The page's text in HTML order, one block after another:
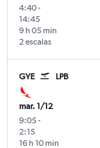
4:40-
14:45
2 escalas
9 h 05 min
GYE LPB
mar. 1/12
9:05-
2:15
16 h 10 min